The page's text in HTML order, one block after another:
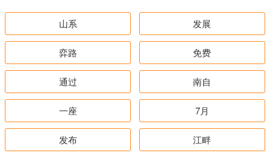
山系 发展
弈路 免费
通过 南自
一座 7月
发布 江畔